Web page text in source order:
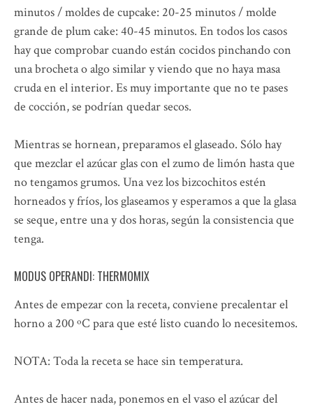
minutos / moldes de cupcake: 20-25 minutos / molde
grande de plum cake: 40-45 minutos. En todos los casos
hay que comprobar cuando están cocidos pinchando con
una brocheta o algo similar y viendo que no haya masa
cruda en el interior. Es muy importante que no te pases
de cocción, se podrían quedar secos.
Mientras se hornean, preparamos el glaseado. Sólo hay
que mezclar el azúcar glas con el zumo de limón hasta que
no tengamos grumos. Una vez los bizcochitos estén
horneados y fríos, los glaseamos y esperamos a que la glasa
se seque, entre una y dos horas, según la consistencia que
tenga.
MODUS OPERANDI: THERMOMIX
Antes de empezar con la receta, conviene precalentar el
horno a 200 ºC para que esté listo cuando lo necesitemos.
NOTA: Toda la receta se hace sin temperatura.
Antes de hacer nada, ponemos en el vaso el azúcar del